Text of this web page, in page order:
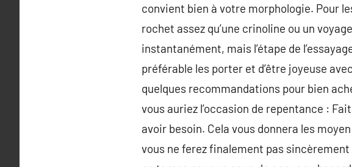
convient bien à votre morphologie. Pour
rochet assez qu’une crinoline ou un
instantanément, mais l’étape de
préférable les porter et d’être joyeuse
quelques recommandations pour bien
vous auriez l’occasion de repentance :
avoir besoin. Cela vous donnera les
vous ne ferez finalement pas